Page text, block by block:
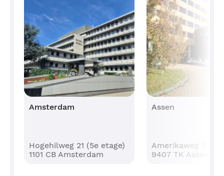
Heeft u nog vragen of voor het maken van een
afspraak (na verwijzing door uw
huisarts) neem contact op met Bergman Clinics via
088 9000 500.
Amsterdam
Hogehilweg 21 (5e etage)
1101 CB Amsterdam
Assen
Amerikaweg 2
9407 TK Assen